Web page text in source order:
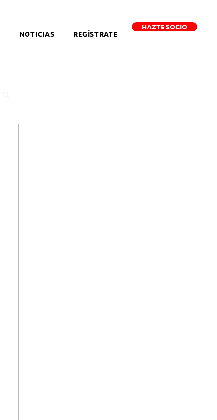
NOTICIAS REGÍSTRATE
HAZTE SOCIO